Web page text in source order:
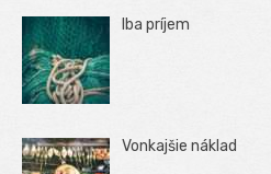
Iba príjem
Vonkajšie náklad